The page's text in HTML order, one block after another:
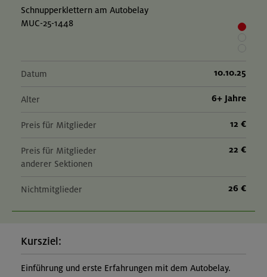
Schnupperklettern am Autobelay
MUC-25-1448
Datum 10.10.25
Alter 6+ Jahre
Preis für Mitglieder 12 €
Preis für Mitglieder
anderer Sektionen
22 €
Nichtmitglieder 26 €
Kursziel:
Einführung und erste Erfahrungen mit dem Autobelay.